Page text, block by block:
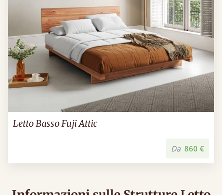
Letto Basso Fuji Attic
Da 860 €